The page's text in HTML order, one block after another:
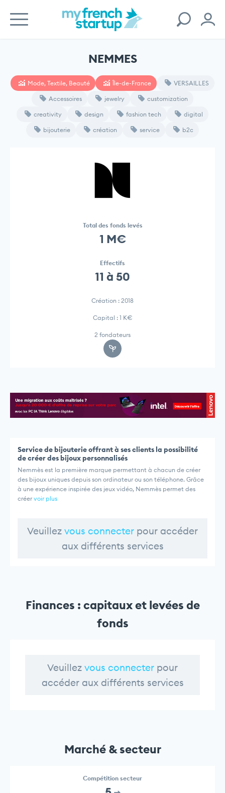
NEMMES
Mode, Textile, Beauté Île-de-France VERSAILLES
Accessoires jewelry customization
creativity design fashion tech digital
bijouterie création service b2c
Total des fonds levés
1 M€
Effectifs
11 à 50
Création : 2018
Capital : 1 K€
2 fondateurs
Service de bijouterie offrant à ses clients la possibilité
de créer des bijoux personnalisés
Nemmès est la première marque permettant à chacun de créer
des bijoux uniques depuis son ordinateur ou son téléphone. Grâce
à une expérience inspirée des jeux vidéo, Nemmès permet des
créer voir plus
Veuillez vous connecter pour accéder
aux différents services
Finances : capitaux et levées de
fonds
Veuillez vous connecter pour
accéder aux différents services
Marché & secteur
Compétition secteur